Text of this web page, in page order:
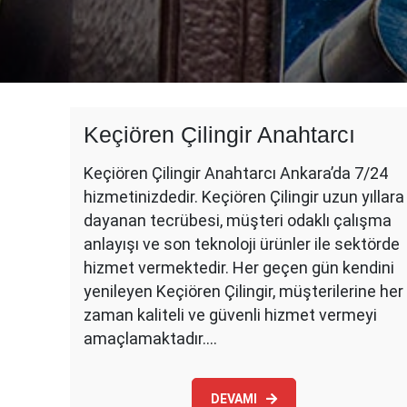
Keçiören Çilingir Anahtarcı
Keçiören Çilingir Anahtarcı Ankara’da 7/24
hizmetinizdedir. Keçiören Çilingir uzun yıllara
dayanan tecrübesi, müşteri odaklı çalışma
anlayışı ve son teknoloji ürünler ile sektörde
hizmet vermektedir. Her geçen gün kendini
yenileyen Keçiören Çilingir, müşterilerine her
zaman kaliteli ve güvenli hizmet vermeyi
amaçlamaktadır.…
DEVAMI